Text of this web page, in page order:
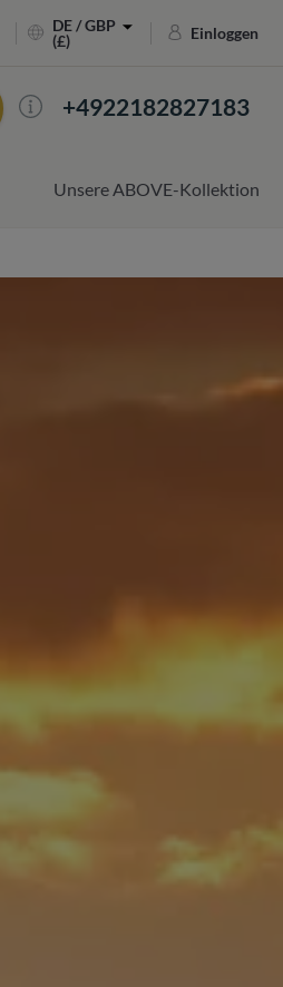
DE / GBP
(£)
Einloggen
+4922182827183
Unsere ABOVE-Kollektion